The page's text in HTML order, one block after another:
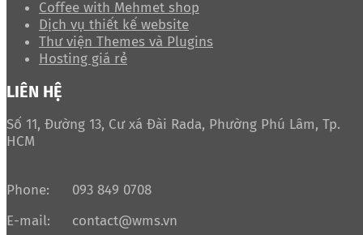
Coffee with Mehmet shop
Dịch vụ thiết kế website
Thư viện Themes và Plugins
Hosting giá rẻ
LIÊN HỆ
Số 11, Đường 13, Cư xá Đài Rada, Phường Phú Lâm, Tp.
HCM
Phone:
093 849 0708
E-mail:
contact@wms.vn